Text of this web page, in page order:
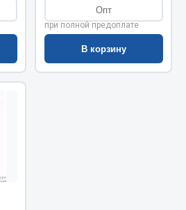
клавишные
Опт
при полной предоплате
В корзину